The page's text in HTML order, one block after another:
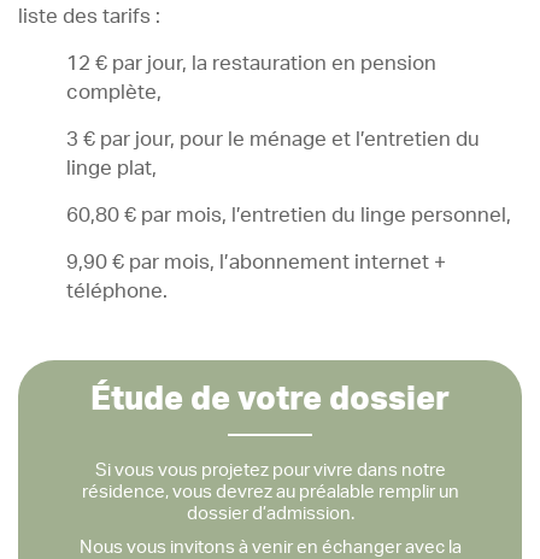
liste des tarifs :
12 € par jour, la restauration en pension
complète,
3 € par jour, pour le ménage et l’entretien du
linge plat,
60,80 € par mois, l’entretien du linge personnel,
9,90 € par mois, l’abonnement internet +
téléphone.
Étude de votre dossier
Si vous vous projetez pour vivre dans notre
résidence, vous devrez au préalable remplir un
dossier d’admission.
Nous vous invitons à venir en échanger avec la